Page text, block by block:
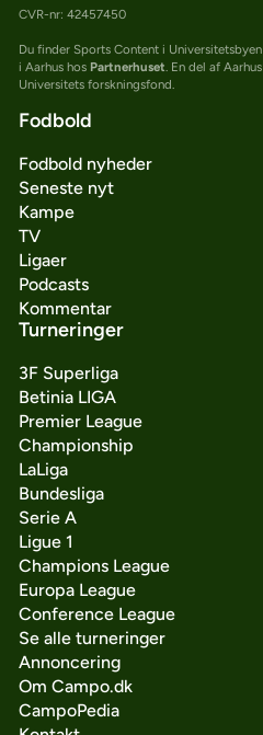
CVR-nr: 42457450
Du finder Sports Content i Universitetsbyen
i Aarhus hos Partnerhuset. En del af Aarhus
Universitets forskningsfond.
Fodbold
Fodbold nyheder
Seneste nyt
Kampe
TV
Ligaer
Podcasts
Kommentar
Turneringer
3F Superliga
Betinia LIGA
Premier League
Championship
LaLiga
Bundesliga
Serie A
Ligue 1
Champions League
Europa League
Conference League
Se alle turneringer
Annoncering
Om Campo.dk
CampoPedia